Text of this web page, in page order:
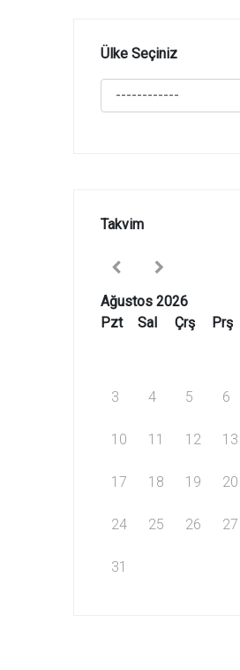
Ülke Seçiniz
Takvim
Ağustos 2026
Pzt
Sal Çrş Prş
3 4 5 6
10 11 12 13
17 18 19 20
24 25 26 27
31